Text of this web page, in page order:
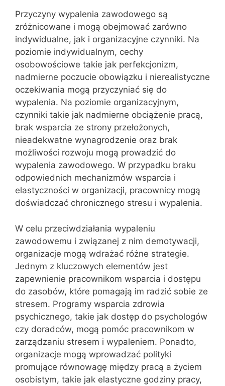
Przyczyny wypalenia zawodowego są
zróżnicowane i mogą obejmować zarówno
indywidualne, jak i organizacyjne czynniki. Na
poziomie indywidualnym, cechy
osobowościowe takie jak perfekcjonizm,
nadmierne poczucie obowiązku i nierealistyczne
oczekiwania mogą przyczyniać się do
wypalenia. Na poziomie organizacyjnym,
czynniki takie jak nadmierne obciążenie pracą,
brak wsparcia ze strony przełożonych,
nieadekwatne wynagrodzenie oraz brak
możliwości rozwoju mogą prowadzić do
wypalenia zawodowego. W przypadku braku
odpowiednich mechanizmów wsparcia i
elastyczności w organizacji, pracownicy mogą
doświadczać chronicznego stresu i wypalenia.
W celu przeciwdziałania wypaleniu
zawodowemu i związanej z nim demotywacji,
organizacje mogą wdrażać różne strategie.
Jednym z kluczowych elementów jest
zapewnienie pracownikom wsparcia i dostępu
do zasobów, które pomagają im radzić sobie ze
stresem. Programy wsparcia zdrowia
psychicznego, takie jak dostęp do psychologów
czy doradców, mogą pomóc pracownikom w
zarządzaniu stresem i wypaleniem. Ponadto,
organizacje mogą wprowadzać polityki
promujące równowagę między pracą a życiem
osobistym, takie jak elastyczne godziny pracy,